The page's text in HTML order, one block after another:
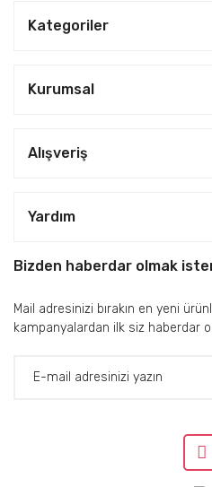
Kategoriler
Kurumsal
Alışveriş
Yardım
Bizden haberdar olmak
Mail adresinizi bırakın en yeni
kampanyalardan ilk siz haberdar